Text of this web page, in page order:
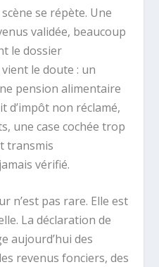
se répète. Une
validée, beaucoup
le dossier
le doute : un
pension alimentaire
d’impôt non réclamé,
une case cochée trop
transmis
vérifié.
n’est pas rare. Elle est
La déclaration de
aujourd’hui des
revenus fonciers, des